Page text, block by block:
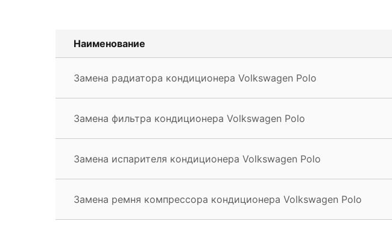
Наименование
Замена радиатора кондиционера Volkswagen Polo
Замена фильтра кондиционера Volkswagen Polo
Замена испарителя кондиционера Volkswagen Polo
Замена ремня компрессора кондиционера Volkswagen Polo